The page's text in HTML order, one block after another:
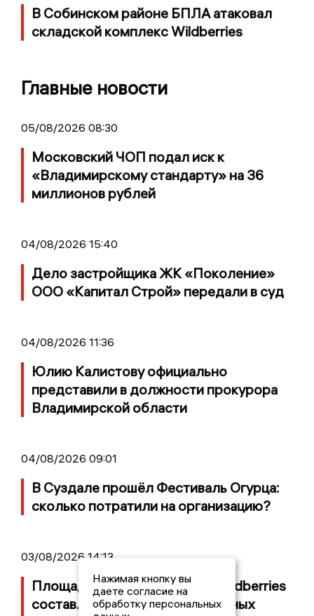
В Собинском районе БПЛА атаковал
складской комплекс Wildberries
Главные новости
05/08/2026 08:30
Московский ЧОП подал иск к
«Владимирскому стандарту» на 36
миллионов рублей
04/08/2026 15:40
Дело застройщика ЖК «Поколение»
ООО «Капитал Строй» передали в суд
04/08/2026 11:36
Юлию Калистову официально
представили в должности прокурора
Владимирской области
04/08/2026 09:01
В Суздале прошёл Фестиваль Огурца:
сколько потратили на организацию?
03/08/2026 14:13
Площадь пожара на складе Wildberries
составляет 100 тысяч квадратных
Нажимая кнопку вы
даете согласие на
обработку персональных